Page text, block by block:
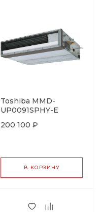
Toshiba MMD-
UP0091SPHY-E
200 100 ₽
В КОРЗИНУ